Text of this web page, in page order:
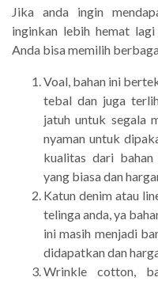
Jika anda ingin
inginkan lebih hemat
Anda bisa memilih
Voal, bahan ini
tebal dan juga
jatuh untuk segala
nyaman untuk
kualitas dari
yang biasa dan
Katun denim atau
telinga anda, ya
ini masih menjadi
didapatkan dan
Wrinkle cotton,